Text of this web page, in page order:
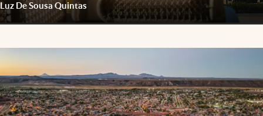
Luz De Sousa Quintas